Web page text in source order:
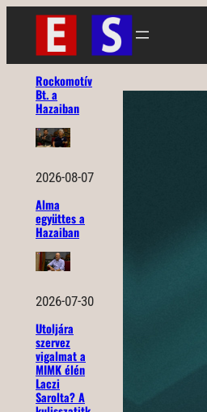
Ugrás
tartalomhoz
Rockomotív
Bt. a
Hazaiban
2026-08-07
Alma
együttes a
Hazaiban
2026-07-30
Utoljára
szervez
vigalmat a
MIMK élén
Laczi
Sarolta? A